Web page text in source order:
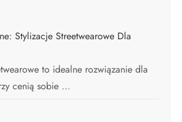
Stylizacje Streetwearowe Dla
to idealne rozwiązanie dla
cenią sobie …